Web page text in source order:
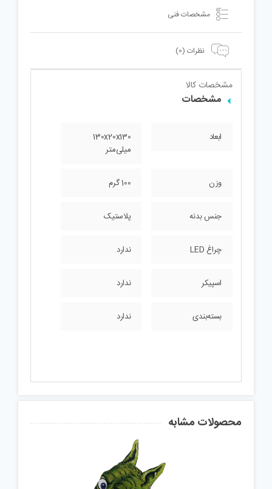
مشخصات فنی
نظرات (0)
مشخصات کالا
مشخصات
ابعاد
130x20x130
میلی‌متر
وزن 100 گرم
جنس بدنه پلاستیک
چراغ LED ندارد
اسپیکر ندارد
بسته‌بندی ندارد
محصولات مشابه